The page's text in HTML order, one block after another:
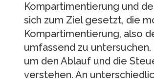
Kompartimentierung und
sich zum Ziel gesetzt, die
Kompartimentierung, also
umfassend zu
um den Ablauf und die
verstehen. An